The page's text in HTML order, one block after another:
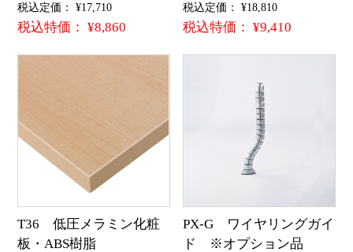
税込定価： ¥17,710
税込特価： ¥8,860
税込定価： ¥18,810
税込特価： ¥9,410
T36 低圧メラミン化粧
板・ABS樹脂
PX-G ワイヤリングガイ
ド ※オプション品